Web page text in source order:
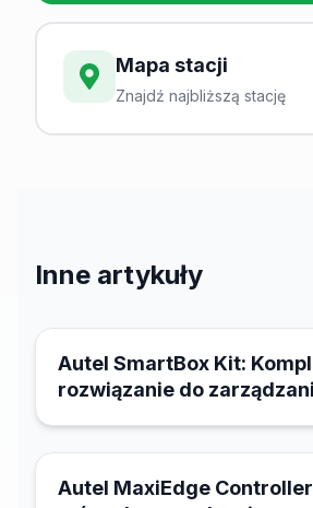
Mapa stacji
Znajdź najbliższą stację
Inne artykuły
Autel SmartBox Kit:
rozwiązanie do
21 marca 2026
Autel MaxiEdge